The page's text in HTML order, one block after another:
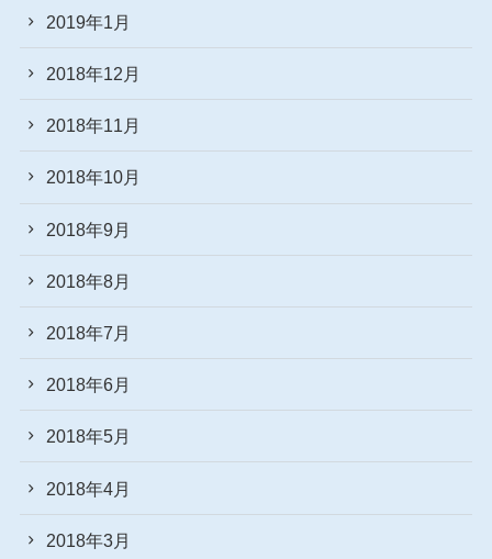
2019年1月
2018年12月
2018年11月
2018年10月
2018年9月
2018年8月
2018年7月
2018年6月
2018年5月
2018年4月
2018年3月